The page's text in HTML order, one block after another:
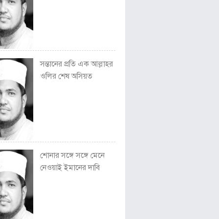
সন্তানের প্রতি এক আল্লাহর
ওলির শেষ অসিয়ত
শোনার সঙ্গে সঙ্গে মেনে
নেওয়াই ইমানের দাবি